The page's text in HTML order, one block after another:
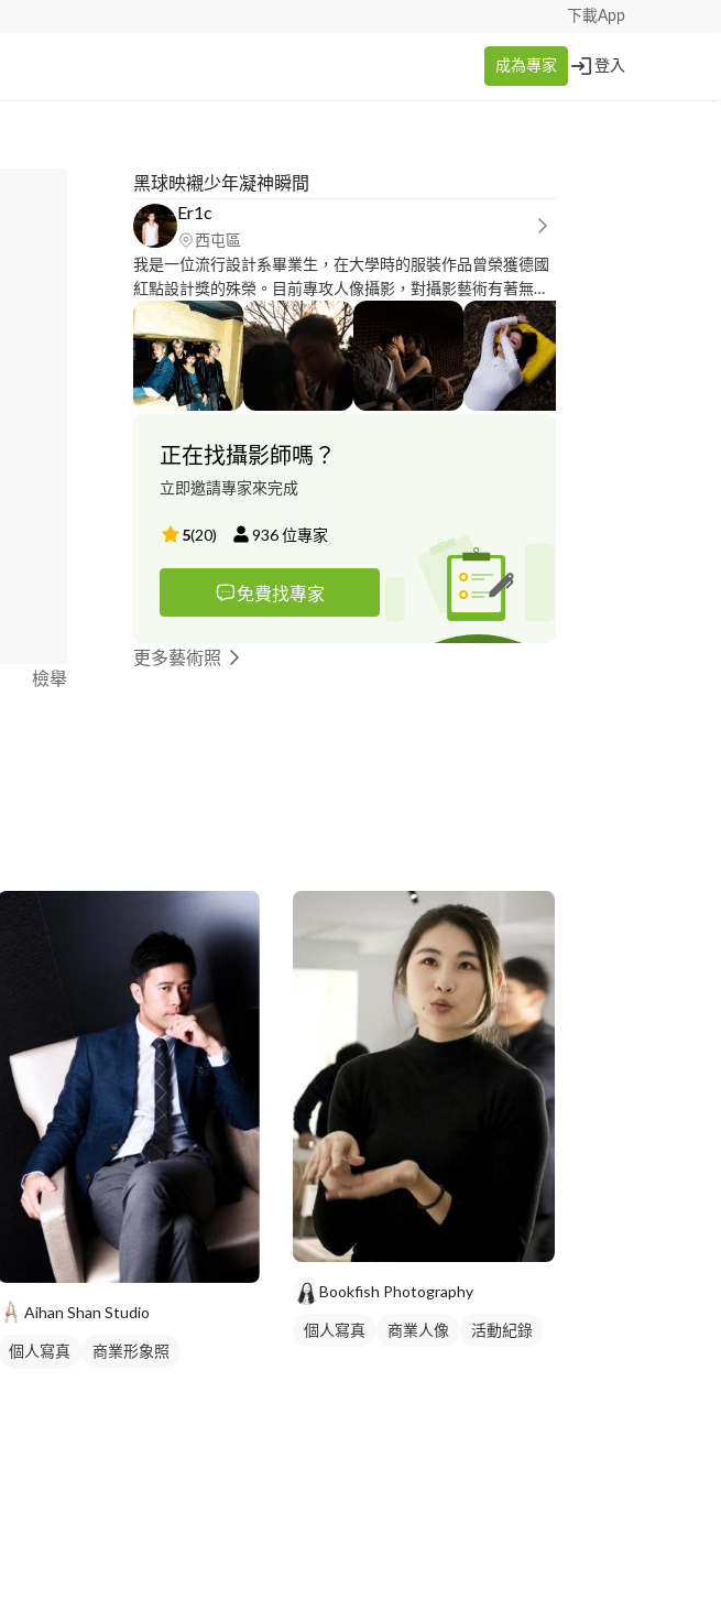
下載App
成為專家 登入
檢舉
黑球映襯少年凝神瞬間
Er1c
西屯區
我是一位流行設計系畢業生，在大學時的服裝作品曾榮獲德國
紅點設計獎的殊榮。目前專攻人像攝影，對攝影藝術有著無限
的熱情和探索精神。雖然與大學時期的專業不同，但我認為攝
影和服裝設計的底層邏輯相同，都是將腦中所想的事物轉化成
現實，並擅長在原有的主題上添加不同色彩，讓每個作品散發
出獨特的魅力。
正在找攝影師嗎？
立即邀請專家來完成
5(20) 936位專家
免費找專家
更多藝術照
Aihan Shan Studio
個人寫真
商業形象照
Bookfish Photography
個人寫真 商業人像 活動紀錄